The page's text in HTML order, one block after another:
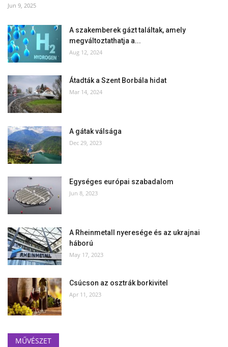
Jun 9, 2025
A szakemberek gázt találtak, amely
megváltoztathatja a...
Aug 12, 2024
Átadták a Szent Borbála hidat
Mar 14, 2024
A gátak válsága
Dec 29, 2023
Egységes európai szabadalom
Jun 8, 2023
A Rheinmetall nyeresége és az ukrajnai
háború
May 17, 2023
Csúcson az osztrák borkivitel
Apr 11, 2023
MŰVÉSZET